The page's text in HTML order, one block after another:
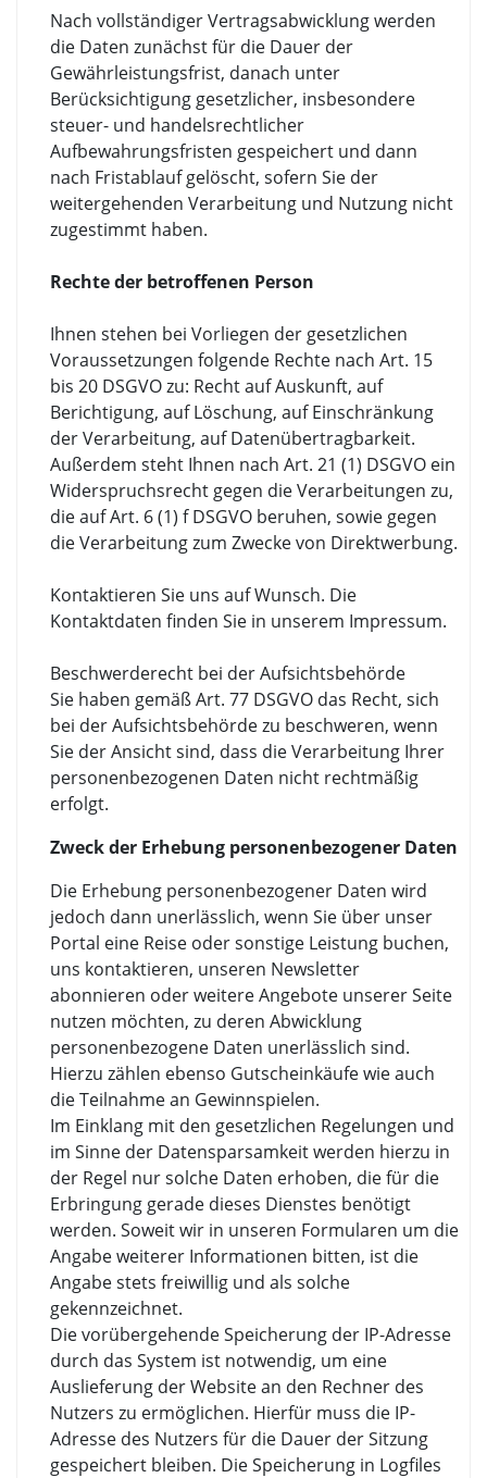
Nach vollständiger Vertragsabwicklung werden
die Daten zunächst für die Dauer der
Gewährleistungsfrist, danach unter
Berücksichtigung gesetzlicher, insbesondere
steuer- und handelsrechtlicher
Aufbewahrungsfristen gespeichert und dann
nach Fristablauf gelöscht, sofern Sie der
weitergehenden Verarbeitung und Nutzung nicht
zugestimmt haben.
Rechte der betroffenen Person
Ihnen stehen bei Vorliegen der gesetzlichen
Voraussetzungen folgende Rechte nach Art. 15
bis 20 DSGVO zu: Recht auf Auskunft, auf
Berichtigung, auf Löschung, auf Einschränkung
der Verarbeitung, auf Datenübertragbarkeit.
Außerdem steht Ihnen nach Art. 21 (1) DSGVO ein
Widerspruchsrecht gegen die Verarbeitungen zu,
die auf Art. 6 (1) f DSGVO beruhen, sowie gegen
die Verarbeitung zum Zwecke von Direktwerbung.
Kontaktieren Sie uns auf Wunsch. Die
Kontaktdaten finden Sie in unserem Impressum.
Beschwerderecht bei der Aufsichtsbehörde
Sie haben gemäß Art. 77 DSGVO das Recht, sich
bei der Aufsichtsbehörde zu beschweren, wenn
Sie der Ansicht sind, dass die Verarbeitung Ihrer
personenbezogenen Daten nicht rechtmäßig
erfolgt.
Zweck der Erhebung personenbezogener Daten
Die Erhebung personenbezogener Daten wird
jedoch dann unerlässlich, wenn Sie über unser
Portal eine Reise oder sonstige Leistung buchen,
uns kontaktieren, unseren Newsletter
abonnieren oder weitere Angebote unserer Seite
nutzen möchten, zu deren Abwicklung
personenbezogene Daten unerlässlich sind.
Hierzu zählen ebenso Gutscheinkäufe wie auch
die Teilnahme an Gewinnspielen.
Im Einklang mit den gesetzlichen Regelungen und
im Sinne der Datensparsamkeit werden hierzu in
der Regel nur solche Daten erhoben, die für die
Erbringung gerade dieses Dienstes benötigt
werden. Soweit wir in unseren Formularen um die
Angabe weiterer Informationen bitten, ist die
Angabe stets freiwillig und als solche
gekennzeichnet.
Die vorübergehende Speicherung der IP-Adresse
durch das System ist notwendig, um eine
Auslieferung der Website an den Rechner des
Nutzers zu ermöglichen. Hierfür muss die IP-
Adresse des Nutzers für die Dauer der Sitzung
gespeichert bleiben. Die Speicherung in Logfiles